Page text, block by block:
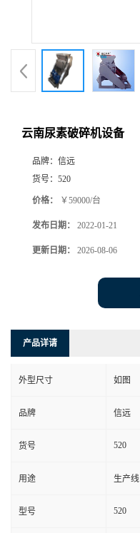
云南尿素破碎机设备
品牌： 信远
货号： 520
价格： ￥59000/台
发布日期： 2022-01-21
更新日期： 2026-08-06
产品详请
外型尺寸 如图
品牌 信远
货号 520
用途 生产线
型号 520